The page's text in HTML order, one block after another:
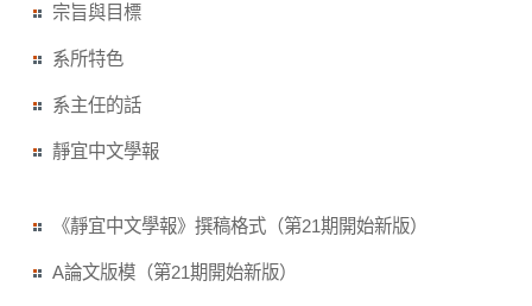
宗旨與目標
系所特色
系主任的話
靜宜中文學報
《靜宜中文學報》撰稿格式（第21期開始新版）
A論文版模（第21期開始新版）